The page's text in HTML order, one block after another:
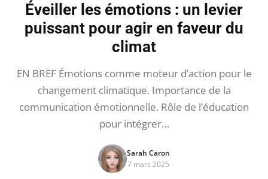
Éveiller les émotions : un levier
puissant pour agir en faveur du
climat
EN BREF Émotions comme moteur d’action pour le
changement climatique. Importance de la
communication émotionnelle. Rôle de l’éducation
pour intégrer…
Sarah Caron
7 mars 2025